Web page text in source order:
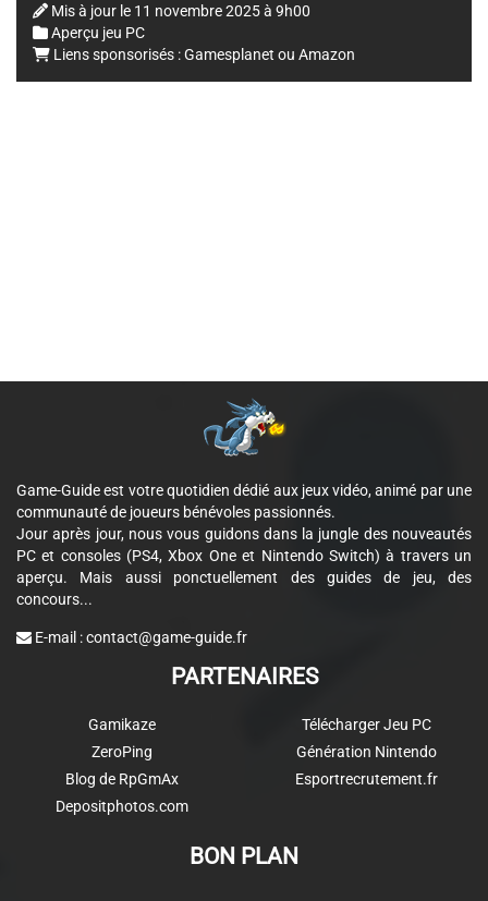
Mis à jour le 11 novembre 2025 à 9h00
Aperçu jeu PC
Liens sponsorisés :Gamesplanet ou Amazon
Game-Guide est votre quotidien dédié aux jeux vidéo, animé par une
communauté de joueurs bénévoles passionnés.
Jour après jour, nous vous guidons dans la jungle des nouveautés
PC et consoles (PS4, Xbox One et Nintendo Switch) à travers un
aperçu. Mais aussi ponctuellement des guides de jeu, des
concours...
E-mail :contact@game-guide.fr
PARTENAIRES
Gamikaze
ZeroPing
Blog de RpGmAx
Depositphotos.com
Télécharger Jeu PC
Génération Nintendo
Esportrecrutement.fr
BON PLAN